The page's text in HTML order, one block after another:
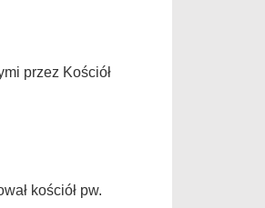
przez Kościół
kościół pw.